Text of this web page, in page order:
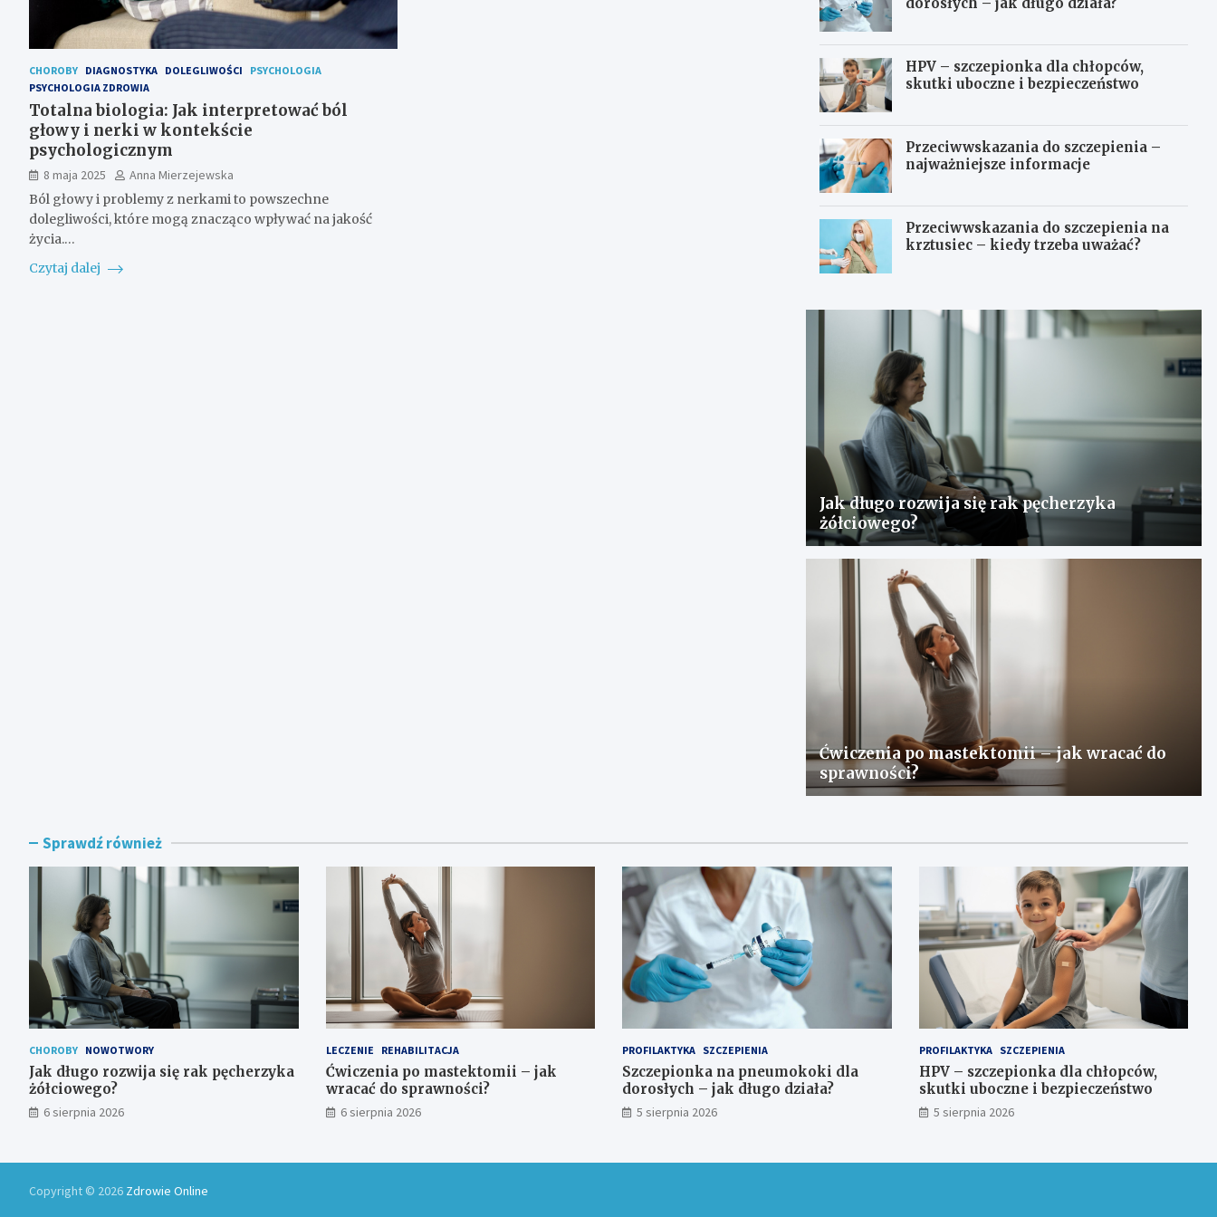
CHOROBY DIAGNOSTYKA DOLEGLIWOŚCI
PSYCHOLOGIA
PSYCHOLOGIA ZDROWIA
Totalna biologia: Jak interpretować ból
głowy i nerki w kontekście
psychologicznym
8 maja 2025
Anna Mierzejewska
Ból głowy i problemy z nerkami to powszechne
dolegliwości, które mogą znacząco wpływać na jakość
życia.…
Czytaj dalej
HPV – szczepionka dla chłopców,
skutki uboczne i bezpieczeństwo
Przeciwwskazania do szczepienia –
najważniejsze informacje
Przeciwwskazania do szczepienia na
krztusiec – kiedy trzeba uważać?
Jak długo rozwija się rak pęcherzyka
żółciowego?
Ćwiczenia po mastektomii – jak wracać do
sprawności?
Sprawdź również
CHOROBY NOWOTWORY
Jak długo rozwija się rak pęcherzyka
żółciowego?
6 sierpnia 2026
LECZENIE REHABILITACJA
Ćwiczenia po mastektomii – jak
wracać do sprawności?
6 sierpnia 2026
PROFILAKTYKA SZCZEPIENIA
Szczepionka na pneumokoki dla
dorosłych – jak długo działa?
5 sierpnia 2026
PROFILAKTYKA SZCZEPIENIA
HPV – szczepionka dla chłopców,
skutki uboczne i bezpieczeństwo
5 sierpnia 2026
Copyright © 2026 Zdrowie Online